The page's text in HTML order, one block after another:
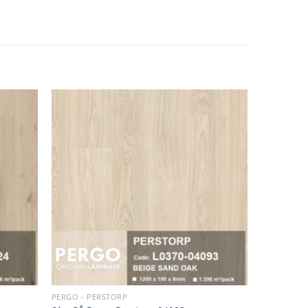
PERGO - PERSTORP